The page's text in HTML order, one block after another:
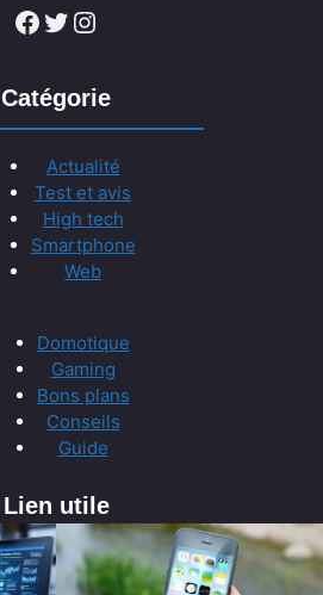
Facebook Twitter Instagram
Catégorie
Actualité
Test et avis
High tech
Smartphone
Web
Domotique
Gaming
Bons plans
Conseils
Guide
Lien utile